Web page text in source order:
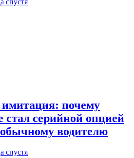
спустя
почему
стал серийной опцией
водителю
спустя